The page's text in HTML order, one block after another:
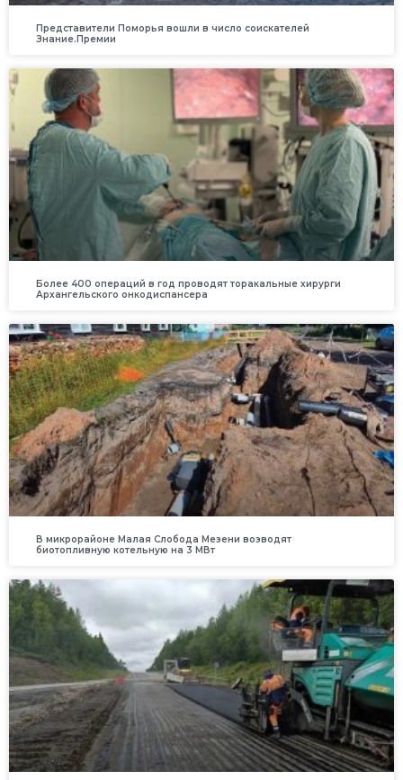
Представители Поморья вошли в число соискателей
Знание.Премии
Более 400 операций в год проводят торакальные хирурги
Архангельского онкодиспансера
В микрорайоне Малая Слобода Мезени возводят
биотопливную котельную на 3 МВт